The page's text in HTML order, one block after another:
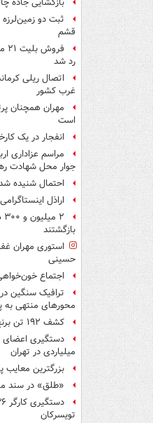
بازگشایی جاده
ثبت دو
قشم
رد شد
اتصال ریلی
غرب کشور
مهران همچنان
است
انفجار در یک
مراسم عزاداری
جوار محل شهادت
احتمال شنیده
اراذل
بازگشتند
استوری مهران
حسینی
اجتماع
ترافیک سنگین
محورهای منتهی به
کشف ۱۹۲ تن برنج احتکارشده در بندرعباس
میلیاردی در تهران
بزرگترین معایب
«طلق» در سند
تویسرکان